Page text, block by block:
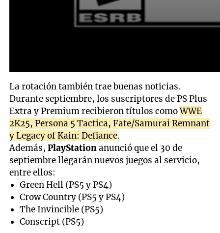
La rotación también trae buenas noticias.
Durante septiembre, los suscriptores de PS Plus
Extra y Premium recibieron títulos comoWWE
2K25, Persona 5 Tactica, Fate/Samurai Remnant
y Legacy of Kain: Defiance.
Además,PlayStationanunció que el 30 de
septiembre llegarán nuevos juegos al servicio,
entre ellos:
Green Hell (PS5 y PS4)
Crow Country (PS5 y PS4)
The Invincible (PS5)
Conscript (PS5)